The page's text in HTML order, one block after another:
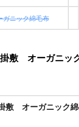
ニック綿毛布
敷 オーガニッ
敷 オーガニック綿